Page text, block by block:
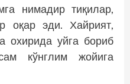
нимадир тиқилар,
оқар эди. Хайрият,
уйга бориб
кўнглим жойига